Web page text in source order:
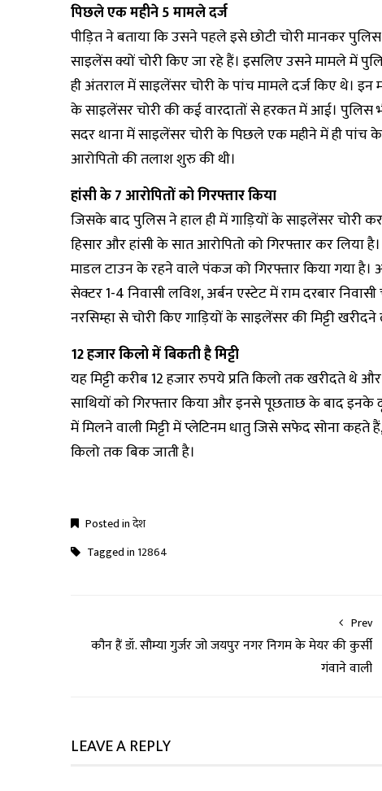
पिछले एक महीने 5 मामले दर्ज
पीड़ित ने बताया कि उसने पहले इसे छोटी चोरी मानकर
साइलेंस क्यों चोरी किए जा रहे हैं। इसलिए उसने मामले में
ही अंतराल में साइलेंसर चोरी के पांच मामले दर्ज किए थे। इन
के साइलेंसर चोरी की कई वारदातों से हरकत में आई। पुलिस
सदर थाना में साइलेंसर चोरी के पिछले एक महीने में ही पांच
आरोपितो की तलाश शुरु की थी।
हांसी के 7 आरोपितों को गिरफ्तार किया
जिसके बाद पुलिस ने हाल ही में गाड़ियों के साइलेंसर चोरी
हिसार और हांसी के सात आरोपितो को गिरफ्तार कर लिया
माडल टाउन के रहने वाले पंकज को गिरफ्तार किया गया
सेक्टर 1-4 निवासी लविश, अर्बन एस्टेट में राम दरबार निवासी
नरसिम्हा से चोरी किए गाड़ियों के साइलेंसर की मिट्टी
12 हजार किलो में बिकती है मिट्टी
यह मिट्टी करीब 12 हजार रुपये प्रति किलो तक खरीदते
साथियों को गिरफ्तार किया और इनसे पूछताछ के बाद इनके
में मिलने वाली मिट्टी में प्लेटिनम धातु जिसे सफेद सोना कहते
किलो तक बिक जाती है।
Posted inदेश
Tagged in 12864
Prev
कौन हैं डॉ. सौम्या गुर्जर जो जयपुर नगर निगम के मेयर की कुर्सी
गंवाने वाली
LEAVE A REPLY